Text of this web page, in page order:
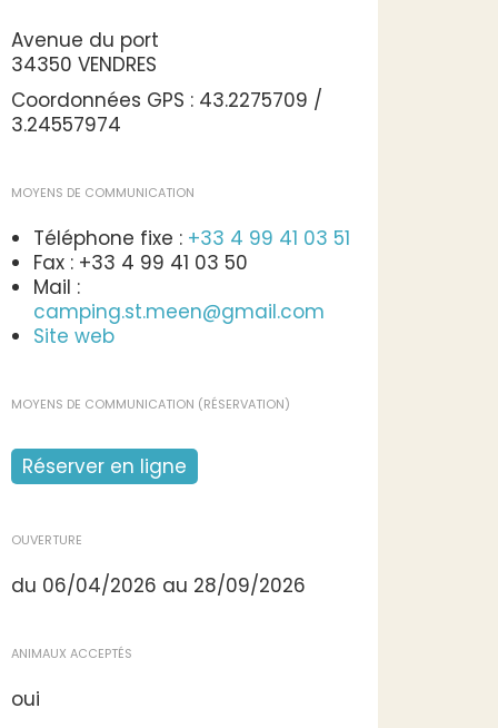
Avenue du port
34350 VENDRES
Coordonnées GPS : 43.2275709 /
3.24557974
MOYENS DE COMMUNICATION
Téléphone fixe : +33 4 99 41 03 51
Fax : +33 4 99 41 03 50
Mail :
camping.st.meen@gmail.com
Site web
MOYENS DE COMMUNICATION (RÉSERVATION)
Réserver en ligne
OUVERTURE
du 06/04/2026 au 28/09/2026
ANIMAUX ACCEPTÉS
oui